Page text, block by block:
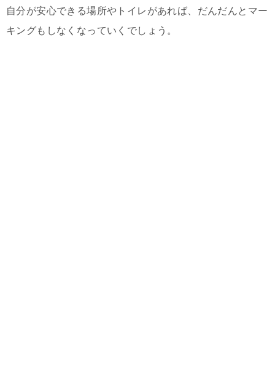
自分が安心できる場所やトイレがあれば、だんだんとマー
キングもしなくなっていくでしょう。